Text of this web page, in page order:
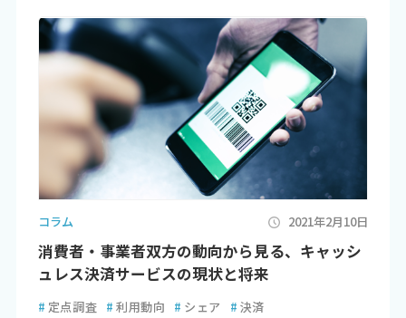
コラム 2021年2月10日
消費者・事業者双方の動向から見る、キャッシ
ュレス決済サービスの現状と将来
# 定点調査 # 利用動向 # シェア # 決済